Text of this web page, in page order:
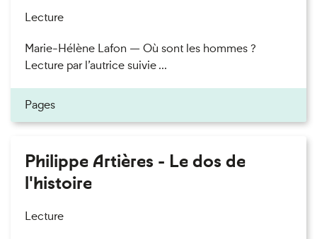
Lecture
Marie-Hélène Lafon — Où sont les hommes ?
Lecture par l’autrice suivie ...
Pages
Philippe Artières - Le dos de
l'histoire
Lecture